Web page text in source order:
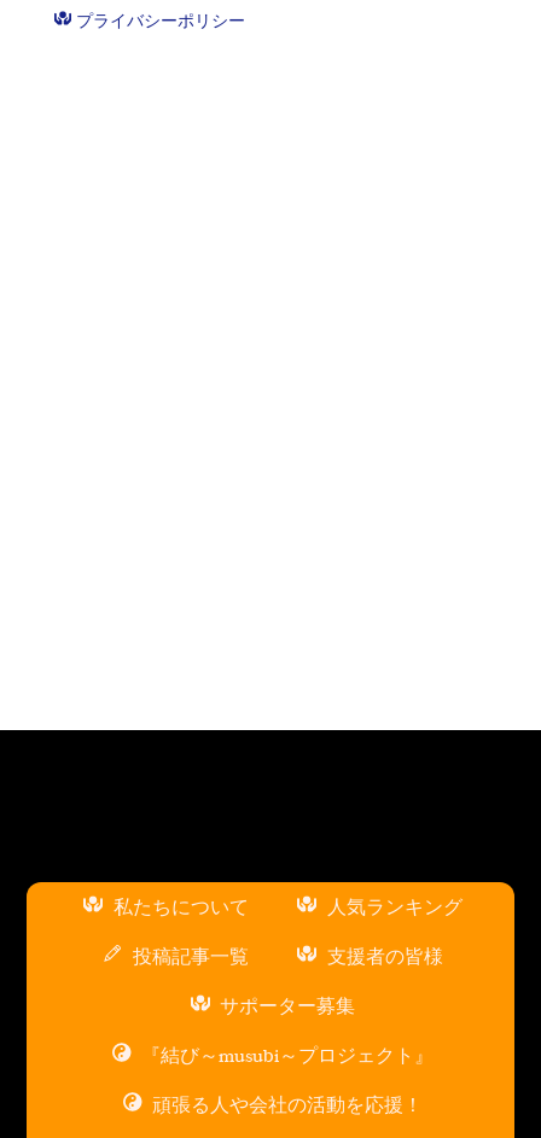
プライバシーポリシー
私たちについて 人気ランキング
投稿記事一覧 支援者の皆様
サポーター募集
『結び～musubi～プロジェクト』
頑張る人や会社の活動を応援！